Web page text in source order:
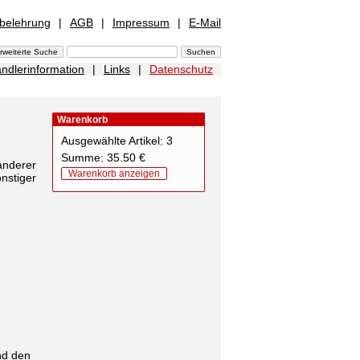
| AGB | Impressum | E-Mail
| Links |
Datenschutz
den
Warenkorb
Ausgewählte Artikel: 3
Summe: 35.50 €
Warenkorb anzeigen